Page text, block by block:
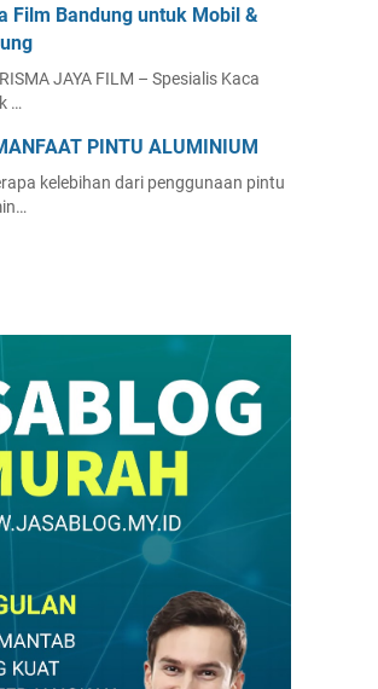
Film Bandung untuk Mobil &
JAYA FILM – Spesialis Kaca
…
PINTU ALUMINIUM
kelebihan dari penggunaan pintu